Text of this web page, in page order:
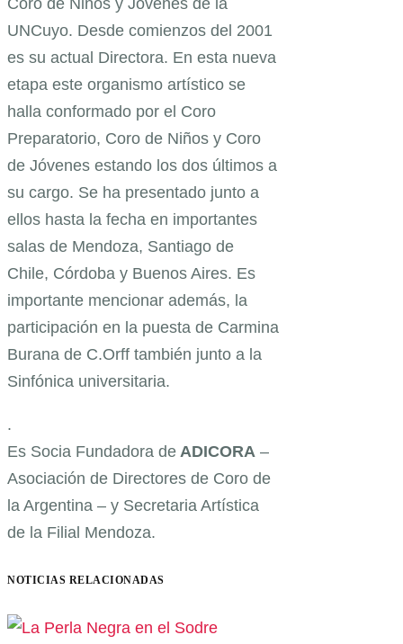
UNCuyo. Desde comienzos del 2001
es su actual Directora. En esta nueva
etapa este organismo artístico se
halla conformado por el Coro
Preparatorio, Coro de Niños y Coro
de Jóvenes estando los dos últimos a
su cargo. Se ha presentado junto a
ellos hasta la fecha en importantes
salas de Mendoza, Santiago de
Chile, Córdoba y Buenos Aires. Es
importante mencionar además, la
participación en la puesta de Carmina
Burana de C.Orff también junto a la
Sinfónica universitaria.
.
Es Socia Fundadora de ADICORA –
Asociación de Directores de Coro de
la Argentina – y Secretaria Artística
de la Filial Mendoza.
NOTICIAS RELACIONADAS